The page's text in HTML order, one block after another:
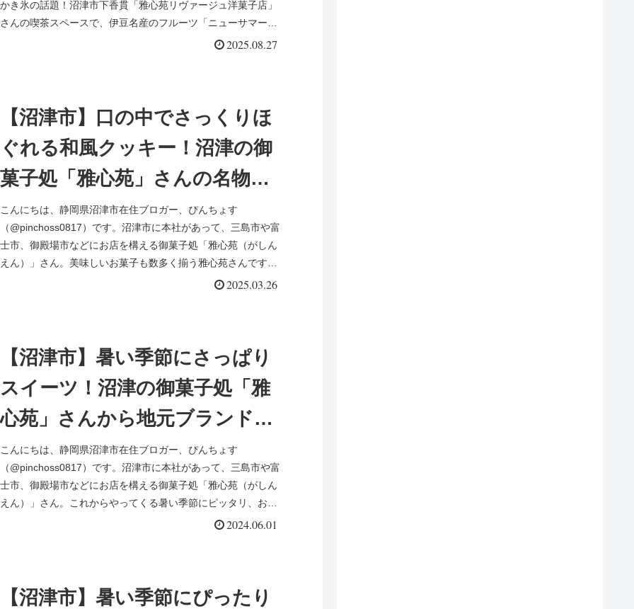
時間も魅力
かき氷の話題！沼津市下香貫「雅心苑リヴァージュ洋菓子店」
さんの喫茶スペースで、伊豆名産のフルーツ「ニューサマーオ
2025.08.27
【沼津市】口の中でさっくりほ
ぐれる和風クッキー！沼津の御
菓子処「雅心苑」さんの名物で
お手土産にもぴったりな「駿河
ほろりん」を味わう
こんにちは、静岡県沼津市在住ブロガー、ぴんちょす
（@pinchoss0817）です。沼津市に本社があって、三島市や富
士市、御殿場市などにお店を構える御菓子処「雅心苑（がしん
えん）」さん。美味しいお菓子も数多く揃う雅心苑さんです
2025.03.26
【沼津市】暑い季節にさっぱり
スイーツ！沼津の御菓子処「雅
心苑」さんから地元ブランド寿
太郎みかんの甘みたっぷりゼリ
ー
こんにちは、静岡県沼津市在住ブロガー、ぴんちょす
（@pinchoss0817）です。沼津市に本社があって、三島市や富
士市、御殿場市などにお店を構える御菓子処「雅心苑（がしん
えん）」さん。これからやってくる暑い季節にピッタリ、お手
2024.06.01
【沼津市】暑い季節にぴったり